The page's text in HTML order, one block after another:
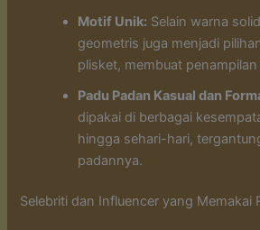
Motif Unik: Selain warna
geometris juga menjadi
plisket, membuat
Padu Padan Kasual dan
dipakai di berbagai
hingga sehari-hari,
padannya.
Selebriti dan Influencer yang Memakai